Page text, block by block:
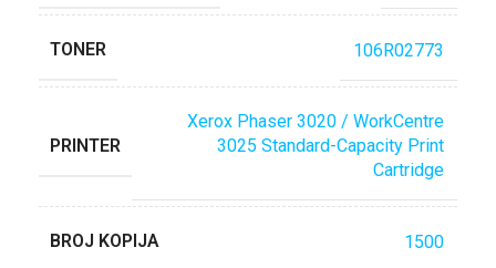
TONER 106R02773
PRINTER
Xerox Phaser 3020 / WorkCentre
3025 Standard-Capacity Print
Cartridge
BROJ KOPIJA 1500